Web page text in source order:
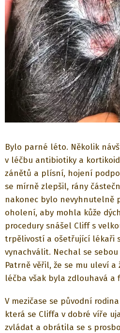
Bylo parné léto. Několik
v léčbu antibiotiky a
zánětů a plísní, hojení
se mírně zlepšil, rány
nakonec bylo
oholení, aby mohla kůže
procedury snášel Cliff s
trpělivostí a ošetřující lékaři
vynachválit. Nechal se
Patrně věřil, že se mu uleví
léčba však byla zdlouhavá a
V mezičase se původní
která se Cliffa v dobré víře
zvládat a obrátila se s